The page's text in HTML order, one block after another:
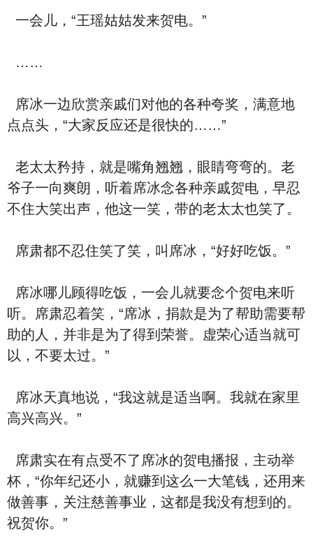
一会儿，“王瑶姑姑发来贺电。”
……
席冰一边欣赏亲戚们对他的各种夸奖，满意地
点点头，“大家反应还是很快的……”
老太太矜持，就是嘴角翘翘，眼睛弯弯的。老
爷子一向爽朗，听着席冰念各种亲戚贺电，早忍
不住大笑出声，他这一笑，带的老太太也笑了。
席肃都不忍住笑了笑，叫席冰，“好好吃饭。”
席冰哪儿顾得吃饭，一会儿就要念个贺电来听
听。席肃忍着笑，“席冰，捐款是为了帮助需要帮
助的人，并非是为了得到荣誉。虚荣心适当就可
以，不要太过。”
席冰天真地说，“我这就是适当啊。我就在家里
高兴高兴。”
席肃实在有点受不了席冰的贺电播报，主动举
杯，“你年纪还小，就赚到这么一大笔钱，还用来
做善事，关注慈善事业，这都是我没有想到的。
祝贺你。”